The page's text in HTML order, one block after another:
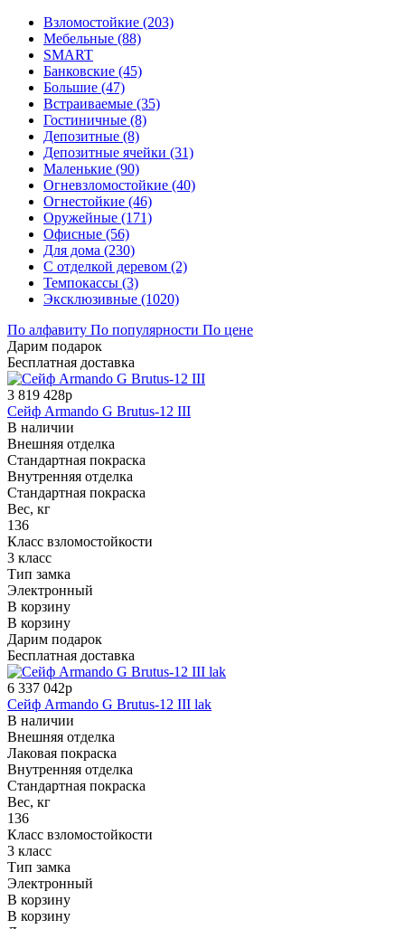
Взломостойкие (203)
Мебельные (88)
SMART
Банковские (45)
Большие (47)
Встраиваемые (35)
Гостиничные (8)
Депозитные (8)
Депозитные ячейки (31)
Маленькие (90)
Огневзломостойкие (40)
Огнестойкие (46)
Оружейные (171)
Офисные (56)
Для дома (230)
С отделкой деревом (2)
Темпокассы (3)
Эксклюзивные (1020)
По алфавиту По популярности По цене
Дарим подарок
Бесплатная доставка
3 819 428р
Сейф Armando G Brutus-12 III
В наличии
Внешняя отделка
Стандартная покраска
Внутренняя отделка
Стандартная покраска
Вес, кг
136
Класс взломостойкости
3 класс
Тип замка
Электронный
В корзину
В корзину
Дарим подарок
Бесплатная доставка
6 337 042р
Сейф Armando G Brutus-12 III lak
В наличии
Внешняя отделка
Лаковая покраска
Внутренняя отделка
Стандартная покраска
Вес, кг
136
Класс взломостойкости
3 класс
Тип замка
Электронный
В корзину
В корзину